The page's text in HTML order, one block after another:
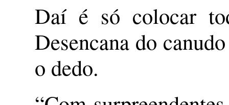
Daí é só colocar
Desencana do
o dedo.